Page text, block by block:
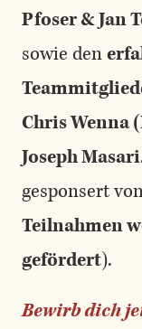
Pfoser & Jan
sowie den
Chris Wenna
Joseph Masari
gesponsert
Teilnahmen
gefördert).
Bewirb dich